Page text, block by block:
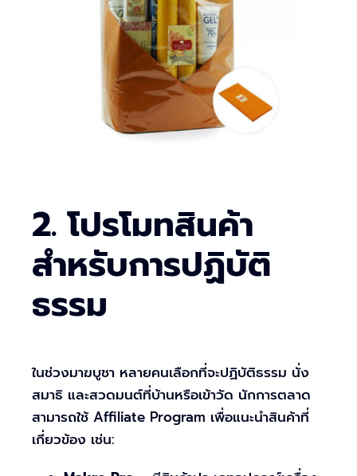
2. โปรโมทสินค้า
สำหรับการปฏิบัติ
ธรรม
ในช่วงมาฆบูชา หลายคนเลือกที่จะปฏิบัติธรรม นั่ง
สมาธิ และสวดมนต์ที่บ้านหรือเข้าวัด นักการตลาด
สามารถใช้ Affiliate Program เพื่อแนะนำสินค้าที่
เกี่ยวข้อง เช่น: